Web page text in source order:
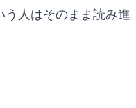
人はそのまま読み進